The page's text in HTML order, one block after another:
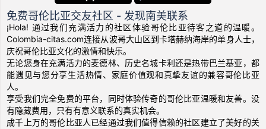
免费哥伦比亚交友社区 - 发现南美联系
¡Hola! 通过我们充满活力的社区体验哥伦比亚待客之道的温暖。
Colombia-citas.com连接从波哥大山区到卡塔赫纳海岸的单身人士，
庆祝哥伦比亚文化的激情和快乐。
无论您身在充满活力的麦德林、历史名城卡利还是热带巴兰基亚，都
能遇见与您分享生活热情、家庭价值观和真挚友谊的兼容哥伦比亚
人。
享受我们完全免费的平台，同时体验传奇的哥伦比亚温暖和友善。没
有隐藏费用，只有有意义联系的真实机会。
成千上万的哥伦比亚人已经通过我们值得信赖的社区建立了美好的关